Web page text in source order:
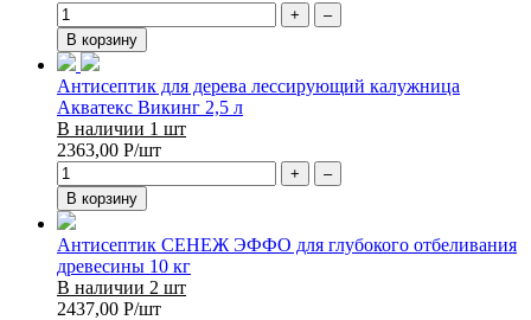
+
–
В корзину
Антисептик для дерева лессирующий калужница
Акватекс Викинг 2,5 л
В наличии 1 шт
2363,00 Р/шт
+
–
В корзину
Антисептик СЕНЕЖ ЭФФО для глубокого отбеливания
древесины 10 кг
В наличии 2 шт
2437,00 Р/шт